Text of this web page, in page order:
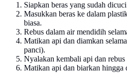
Siapkan beras yang sudah
Masukkan beras ke dalam
biasa.
Rebus dalam air mendidih
Matikan api dan diamkan
panci).
Nyalakan kembali api dan rebus
Matikan api dan biarkan hingga